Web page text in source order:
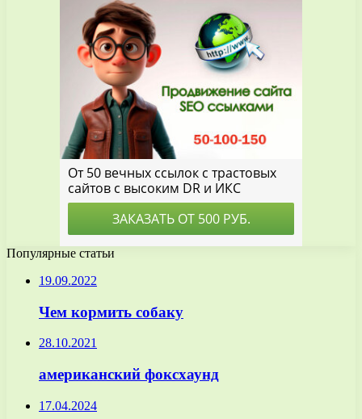
Популярные статьи
19.09.2022
Чем кормить собаку
28.10.2021
американский фоксхаунд
17.04.2024